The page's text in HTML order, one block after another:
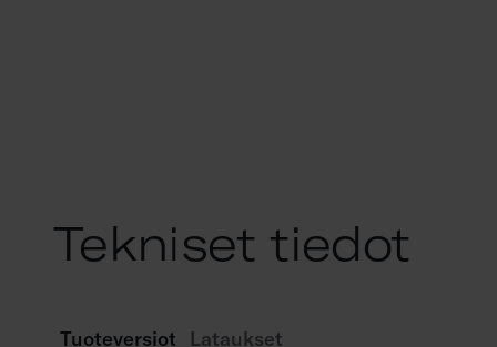
Tekniset tiedot
Tuoteversiot Lataukset